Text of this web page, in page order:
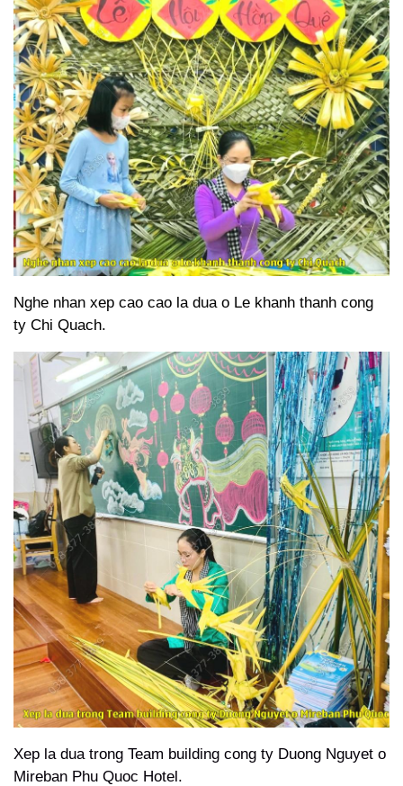
Nghe nhan xep cao cao la dua o Le khanh thanh cong
ty Chi Quach.
Xep la dua trong Team building cong ty Duong Nguyet o
Mireban Phu Quoc Hotel.